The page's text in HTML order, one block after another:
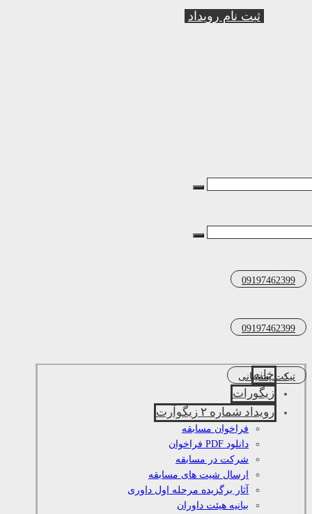
ثبت نام رویداد
09197462399
09197462399
تیکت پشتیبانی
خانه
زیگورات
رویداد شماره ۲ زیگوآرت
فراخوان مسابقه
دانلود PDF فراخوان
شرکت در مسابقه
ارسال شیت های مسابقه
آثار برگزیده مرحله اول داوری
بیانیه هیئت داوران